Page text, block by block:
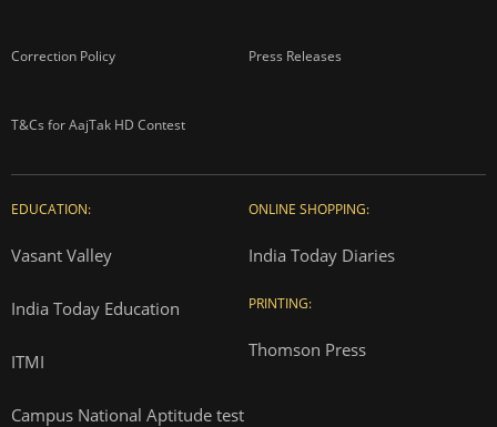
Correction Policy Press Releases
T&Cs for AajTak HD Contest
EDUCATION:
Vasant Valley
India Today Education
ITMI
Campus National Aptitude test
ONLINE SHOPPING:
India Today Diaries
PRINTING:
Thomson Press